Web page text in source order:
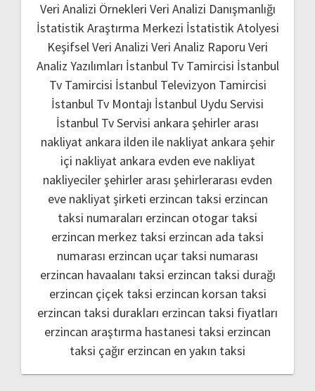
Veri Analizi Örnekleri Veri Analizi Danışmanlığı
İstatistik Araştırma Merkezi İstatistik Atolyesi
Keşifsel Veri Analizi Veri Analiz Raporu Veri
Analiz Yazılımları İstanbul Tv Tamircisi İstanbul
Tv Tamircisi İstanbul Televizyon Tamircisi
İstanbul Tv Montajı İstanbul Uydu Servisi
İstanbul Tv Servisi ankara şehirler arası
nakliyat ankara ilden ile nakliyat ankara şehir
içi nakliyat ankara evden eve nakliyat
nakliyeciler şehirler arası şehirlerarası evden
eve nakliyat şirketi erzincan taksi erzincan
taksi numaraları erzincan otogar taksi
erzincan merkez taksi erzincan ada taksi
numarası erzincan uçar taksi numarası
erzincan havaalanı taksi erzincan taksi durağı
erzincan çiçek taksi erzincan korsan taksi
erzincan taksi durakları erzincan taksi fiyatları
erzincan araştırma hastanesi taksi erzincan
taksi çağır erzincan en yakın taksi